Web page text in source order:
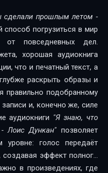
сделали прошлым летом -
способ погрузиться в мир
от повседневных дел.
хорошая аудиокнига
что и печатный текст, а
раскрыть образы и
правильно подобранному
и, конечно же, силе
аудиокниги "Я знаю, что
Лоис Дункан" позволяет
уровне: голос передаёт
создавая эффект полного
в произведениях, где